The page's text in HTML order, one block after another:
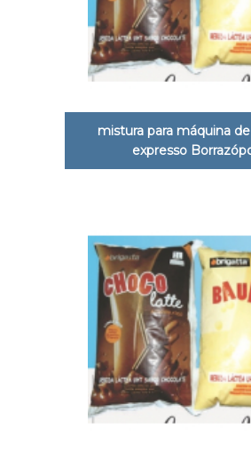
mistura para máquina
expresso